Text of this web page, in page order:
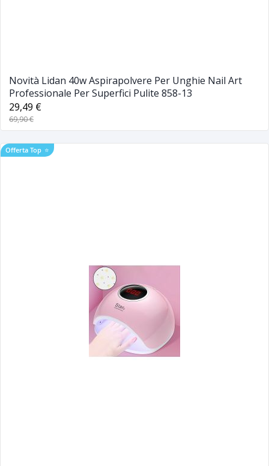
Novità Lidan 40w Aspirapolvere Per Unghie Nail Art
Professionale Per Superfici Pulite 858-13
29,49 €
69,90 €
Offerta Top ⭐